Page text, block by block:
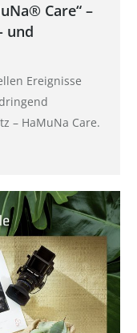
Care“ –
und
Ereignisse
– HaMuNa Care.